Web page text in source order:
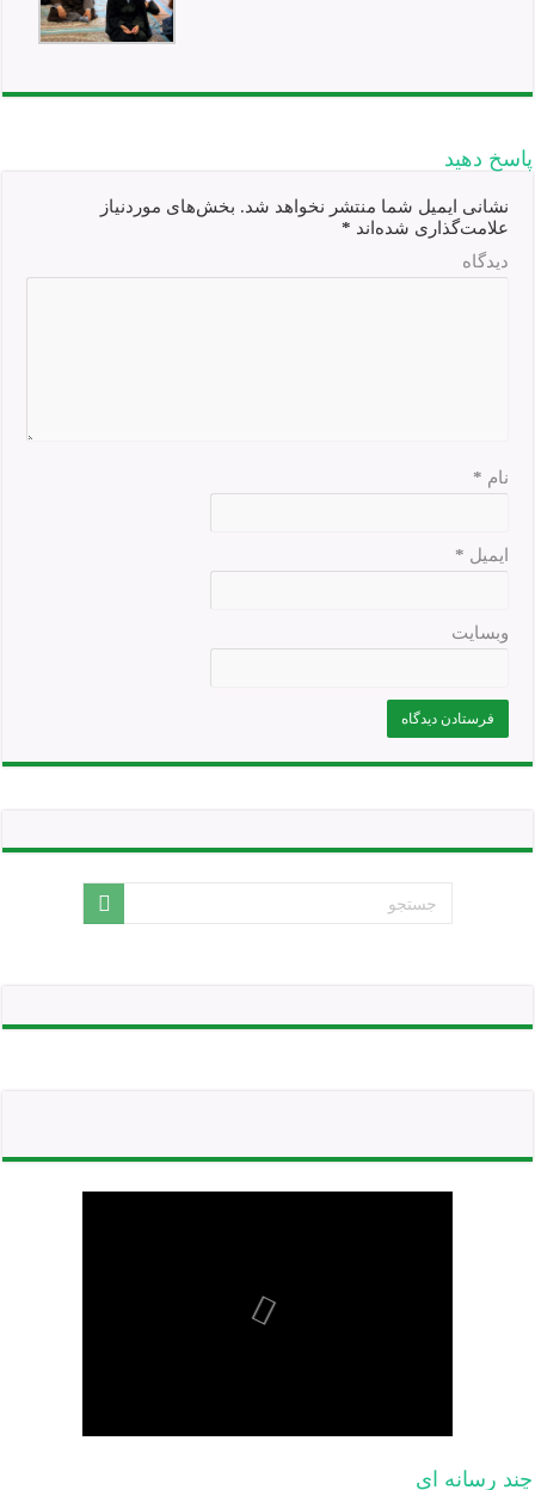
پاسخ دهید
نشانی ایمیل شما منتشر نخواهد شد. بخش‌های موردنیاز
علامت‌گذاری شده‌اند *
دیدگاه
نام *
ایمیل *
وبسایت
چند رسانه ای